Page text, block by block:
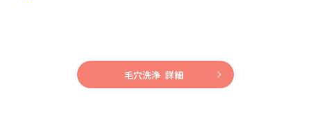
毛穴洗浄 詳細